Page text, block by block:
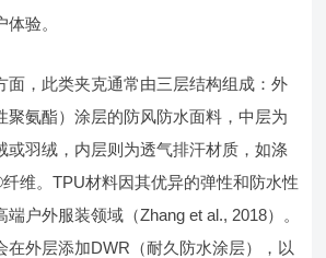
验。
面，此类夹克通常由三层结构组成：外
聚氨酯）涂层的防风防水面料，中层为
或羽绒，内层则为透气排汗材质，如涤
维。TPU材料因其优异的弹性和防水性
户外服装领域（Zhang et al., 2018）。
在外层添加DWR（耐久防水涂层），以